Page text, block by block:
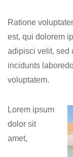
Ratione
est, qui dolorem
adipisci velit, sed
incidunts
voluptatem.
Lorem ipsum
dolor sit
amet,